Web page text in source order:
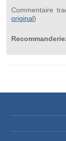
Commentaire
original)